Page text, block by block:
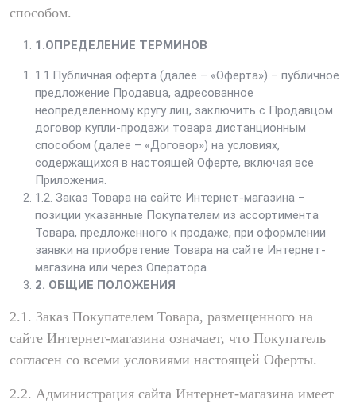
способом.
1.ОПРЕДЕЛЕНИЕ ТЕРМИНОВ
1.1.Публичная оферта (далее – «Оферта») – публичное
предложение Продавца, адресованное
неопределенному кругу лиц, заключить с Продавцом
договор купли-продажи товара дистанционным
способом (далее – «Договор») на условиях,
содержащихся в настоящей Оферте, включая все
Приложения.
1.2. Заказ Товара на сайте Интернет-магазина –
позиции указанные Покупателем из ассортимента
Товара, предложенного к продаже, при оформлении
заявки на приобретение Товара на сайте Интернет-
магазина или через Оператора.
2. ОБЩИЕ ПОЛОЖЕНИЯ
2.1. Заказ Покупателем Товара, размещенного на
сайте Интернет-магазина означает, что Покупатель
согласен со всеми условиями настоящей Оферты.
2.2. Администрация сайта Интернет-магазина имеет